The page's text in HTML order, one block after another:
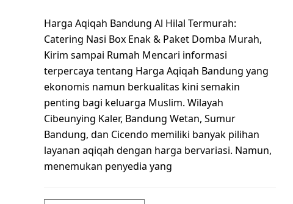
Harga Aqiqah Bandung Al Hilal Termurah:
Catering Nasi Box Enak & Paket Domba Murah,
Kirim sampai Rumah Mencari informasi
terpercaya tentang Harga Aqiqah Bandung yang
ekonomis namun berkualitas kini semakin
penting bagi keluarga Muslim. Wilayah
Cibeunying Kaler, Bandung Wetan, Sumur
Bandung, dan Cicendo memiliki banyak pilihan
layanan aqiqah dengan harga bervariasi. Namun,
menemukan penyedia yang